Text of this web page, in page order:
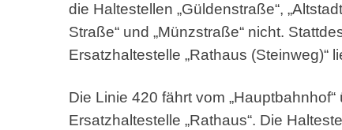
die Haltestellen „Güldenstraße“,
Straße“ und „Münzstraße“ nicht.
Ersatzhaltestelle „Rathaus (Steinweg)“
Die Linie 420 fährt vom
Ersatzhaltestelle „Rathaus“. Die